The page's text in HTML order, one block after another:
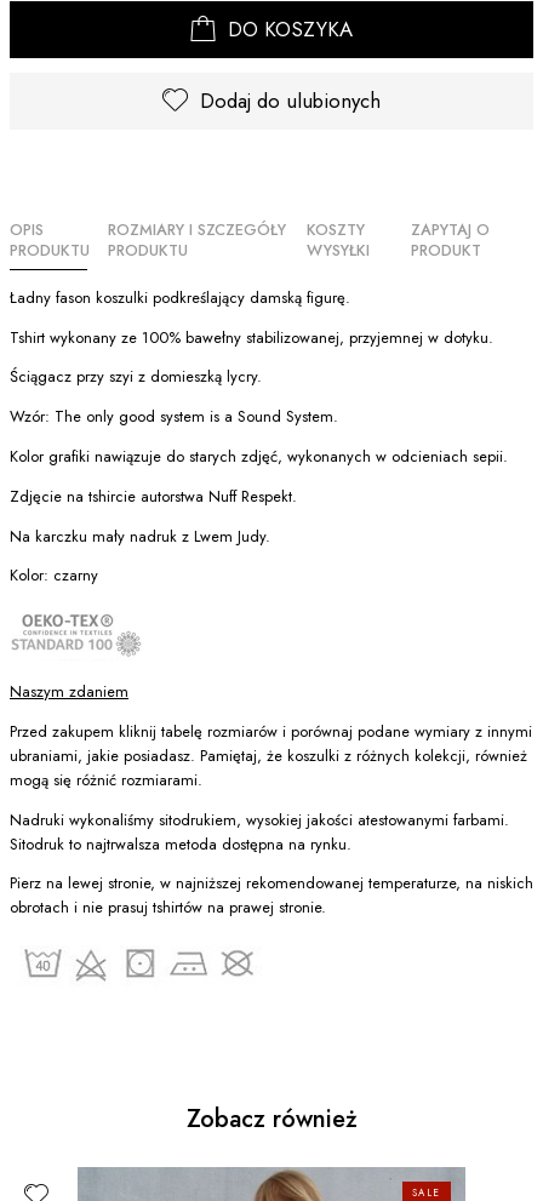
DO KOSZYKA
Dodaj do ulubionych
OPIS
PRODUKTU
ROZMIARY I SZCZEGÓŁY
PRODUKTU
KOSZTY
WYSYŁKI
ZAPYTAJ O
PRODUKT
Ładny fason koszulki podkreślający damską figurę.
Tshirt wykonany ze 100% bawełny stabilizowanej, przyjemnej w dotyku.
Ściągacz przy szyi z domieszką lycry.
Wzór: The only good system is a Sound System.
Kolor grafiki nawiązuje do starych zdjęć, wykonanych w odcieniach sepii.
Zdjęcie na tshircie autorstwa Nuff Respekt.
Na karczku mały nadruk z Lwem Judy.
Kolor: czarny
Naszym zdaniem
Przed zakupem kliknij tabelę rozmiarów i porównaj podane wymiary z innymi
ubraniami, jakie posiadasz. Pamiętaj, że koszulki z różnych kolekcji, również
mogą się różnić rozmiarami.
Nadruki wykonaliśmy sitodrukiem, wysokiej jakości atestowanymi farbami.
Sitodruk to najtrwalsza metoda dostępna na rynku.
Pierz na lewej stronie, w najniższej rekomendowanej temperaturze, na niskich
obrotach i nie prasuj tshirtów na prawej stronie.
Zobacz również
SALE